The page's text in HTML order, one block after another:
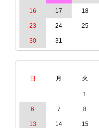
16 17 18
23 24 25
30 31
日
月 火
1
6 7 8
13 14 15